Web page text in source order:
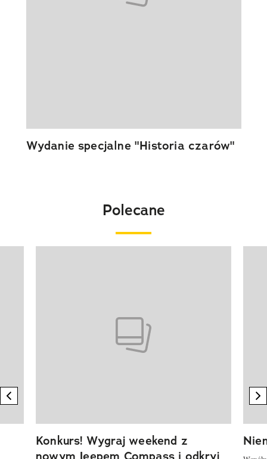
Wydanie specjalne "Historia czarów"
Polecane
previous element
Konkurs! Wygraj weekend z
nowym Jeepem Compass i odkryj